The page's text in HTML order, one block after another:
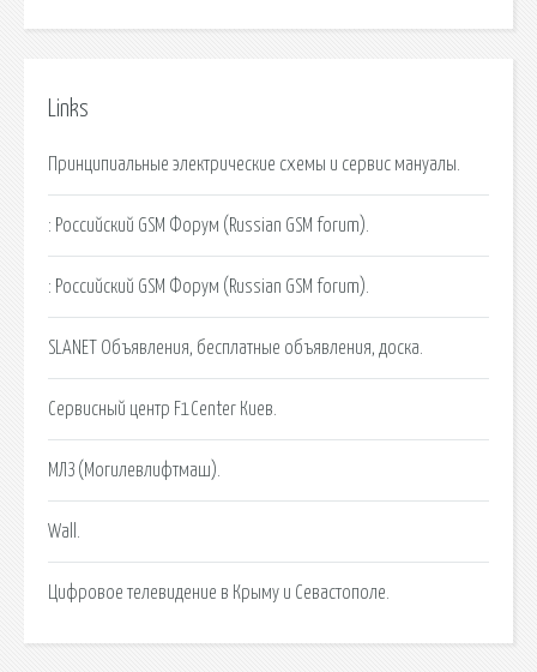
Links
Принципиальные электрические схемы и сервис мануалы.
: Российский GSM Форум (Russian GSM forum).
: Российский GSM Форум (Russian GSM forum).
SLANET Объявления, бесплатные объявления, доска.
Сервисный центр F1Center Киев.
МЛЗ (Могилевлифтмаш).
Wall.
Цифровое телевидение в Крыму и Севастополе.